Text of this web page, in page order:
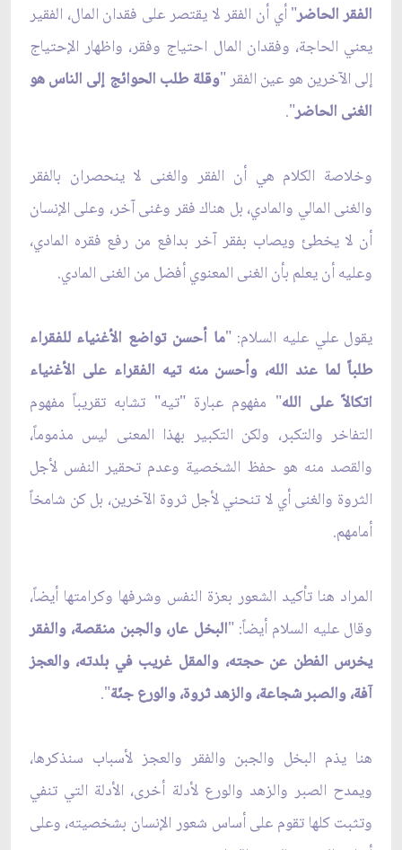
الفقر الحاضر" أي أن الفقر لا يقتصر على فقدان المال، الفقير
يعني الحاجة، وفقدان المال احتياج وفقر، واظهار الإحتياج
إلى الآخرين هو عين الفقر "وقلة طلب الحوائج إلى الناس هو
الغنى الحاضر".
وخلاصة الكلام هي أن الفقر والغنى لا ينحصران بالفقر
والغنى المالي والمادي، بل هناك فقر وغنى آخر، وعلى الإنسان
أن لا يخطئ ويصاب بفقر آخر بدافع من رفع فقره المادي،
وعليه أن يعلم بأن الغنى المعنوي أفضل من الغنى المادي.
يقول علي عليه السلام: "ما أحسن تواضع الأغنياء للفقراء
طلباً لما عند الله، وأحسن منه تيه الفقراء على الأغنياء
اتكالاً على الله" مفهوم عبارة "تيه" تشابه تقريباً مفهوم
التفاخر والتكبر، ولكن التكبير بهذا المعنى ليس مذموماً،
والقصد منه هو حفظ الشخصية وعدم تحقير النفس لأجل
الثروة والغنى أي لا تنحني لأجل ثروة الآخرين، بل كن شامخاً
أمامهم.
المراد هنا تأكيد الشعور بعزة النفس وشرفها وكرامتها أيضاً،
وقال عليه السلام أيضاً: "البخل عار، والجبن منقصة، والفقر
يخرس الفطن عن حجته، والمقل غريب في بلدته، والعجز
آفة، والصبر شجاعة، والزهد ثروة، والورع جنّة".
هنا يذم البخل والجبن والفقر والعجز لأسباب سنذكرها،
ويمدح الصبر والزهد والورع لأدلة أخرى، الأدلة التي تنفي
وتثبت كلها تقوم على أساس شعور الإنسان بشخصيته، وعلى